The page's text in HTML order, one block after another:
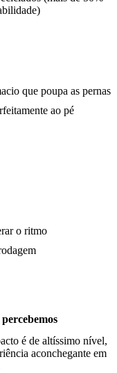
que poupa as pernas
ao pé
o ritmo
é de altíssimo nível,
aconchegante em